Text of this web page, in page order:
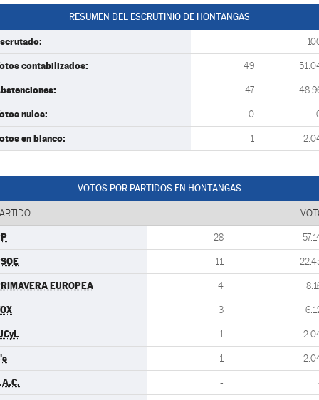
RESUMEN DEL ESCRUTINIO DE HONTANGAS
contabilizados: 49
47
nulos: 0
en blanco: 1
VOTOS POR PARTIDOS EN HONTANGAS
28
11
EUROPEA 4
3
1
1
-